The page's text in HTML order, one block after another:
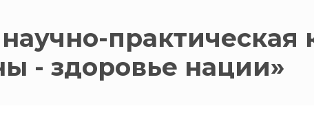
практическая
- здоровье нации»